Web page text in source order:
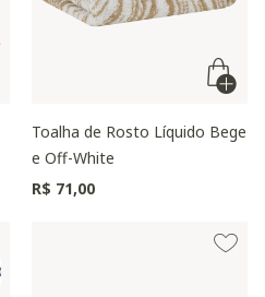
Toalha de Rosto Líquido Bege
e Off-White
R$ 71,00